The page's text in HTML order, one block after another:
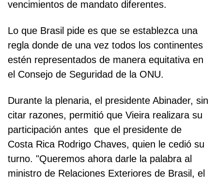
vencimientos de mandato diferentes.
Lo que Brasil pide es que se establezca una
regla donde de una vez todos los continentes
estén representados de manera equitativa en
el Consejo de Seguridad de la ONU.
Durante la plenaria, el presidente Abinader, sin
citar razones, permitió que Vieira realizara su
participación antes que el presidente de
Costa Rica Rodrigo Chaves, quien le cedió su
turno. "Queremos ahora darle la palabra al
ministro de Relaciones Exteriores de Brasil, el